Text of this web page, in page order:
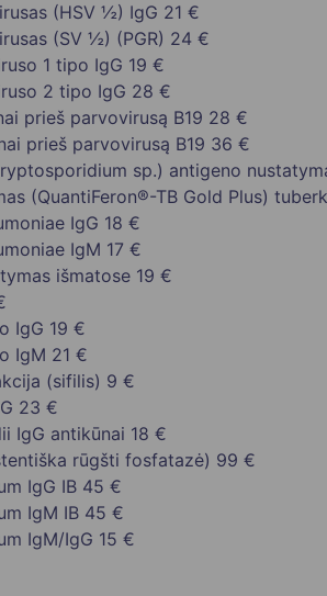
(HSV ½) IgG 21 €
(SV ½) (PGR) 24 €
1 tipo IgG 19 €
2 tipo IgG 28 €
prieš parvovirusą B19 28 €
prieš parvovirusą B19 36 €
sp.) antigeno
(QuantiFeron®-TB Gold Plus)
IgG 18 €
IgM 17 €
išmatose 19 €
IgG 19 €
IgM 21 €
(sifilis) 9 €
23 €
IgG antikūnai 18 €
rūgšti fosfatazė) 99 €
IgG IB 45 €
IgM IB 45 €
IgM/IgG 15 €